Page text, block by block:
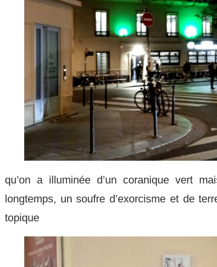
qu’on a illuminée d’un coranique vert
longtemps, un soufre d’exorcisme et de
topique